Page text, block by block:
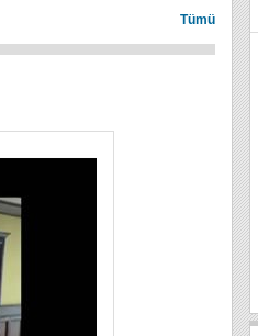
Tümü